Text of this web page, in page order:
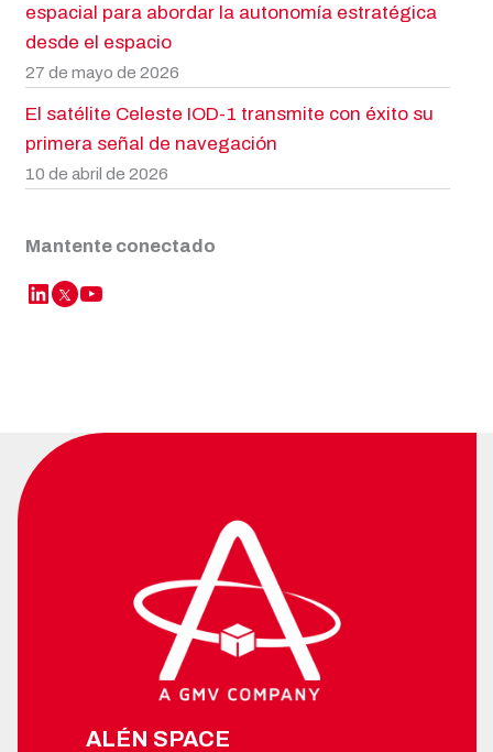
espacial para abordar la autonomía estratégica
desde el espacio
27 de mayo de 2026
El satélite Celeste IOD-1 transmite con éxito su
primera señal de navegación
10 de abril de 2026
Mantente conectado
LinkedIn Twitter YouTube
ALÉN SPACE